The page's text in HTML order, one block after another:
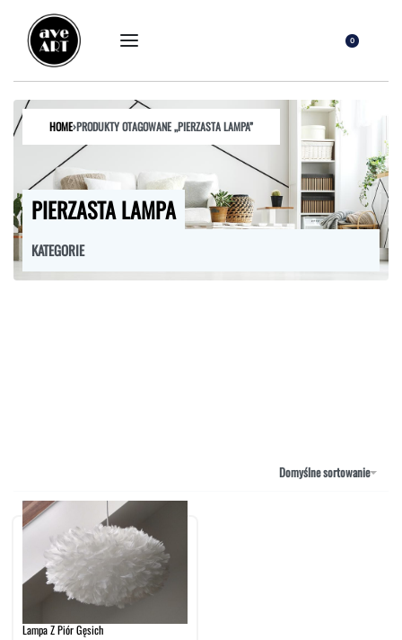
0
HOME›PRODUKTY OTAGOWANE „PIERZASTA LAMPA”
PIERZASTA LAMPA
KATEGORIE
SZAFKI I KOMODY
Domyślne sortowanie
Lampa Z Piór Gęsich